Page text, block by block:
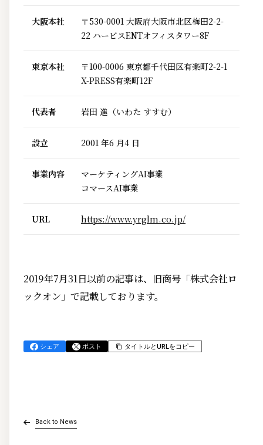
大阪本社
〒530-0001 大阪府大阪市北区梅田2-2-
22 ハービスENTオフィスタワー8F
東京本社
〒100-0006 東京都千代田区有楽町2-2-1
X-PRESS有楽町12F
代表者 岩田 進（いわた すすむ）
設立 2001 年6 月4 日
事業内容
マーケティングAI事業
コマースAI事業
URL https://www.yrglm.co.jp/
2019年7月31日以前の記事は、旧商号「株式会社ロ
ックオン」で記載しております。
シェア ポスト タイトルとURLをコピー
Back to News